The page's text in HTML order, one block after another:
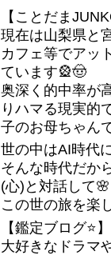
【ことだま
現在は山梨県と
カフェ等でアッ
ています🎡🤠
奥深く的中率が
りハマる現実的
子のお母ちゃん
世の中はAI時代
そんな時代だか
(心)と対話して🌸
この世の旅を楽
【鑑定ブログ⭐】
大好きなドラマ